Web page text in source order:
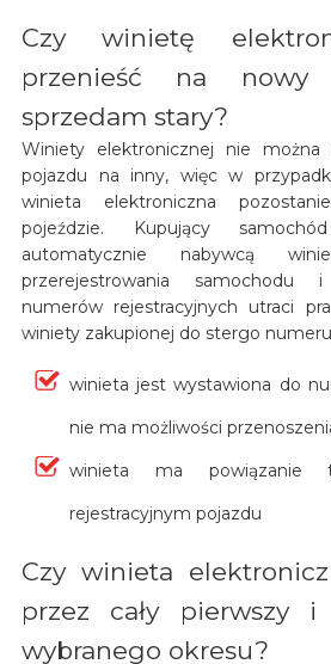
Czy winietę
przenieść na nowy
sprzedam stary?
Winiety elektronicznej nie można
pojazdu na inny, więc w
winieta elektroniczna
pojeździe. Kupujący
automatycznie nabywcą
przerejestrowania
numerów rejestracyjnych utraci
winiety zakupionej do stergo
winieta jest wystawiona do
nie ma możliwości
winieta ma powiązanie
rejestracyjnym pojazdu
Czy winieta
przez cały pierwszy
wybranego okresu?